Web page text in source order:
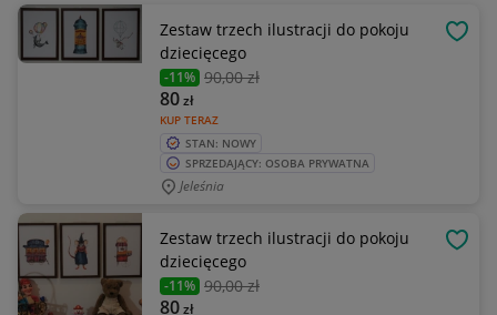
Zestaw trzech ilustracji do pokoju
dziecięcego
-11% 90,00 zł
KUP TERAZ
80zł
STAN: NOWY
SPRZEDAJĄCY: OSOBA PRYWATNA
Jeleśnia
Zestaw trzech ilustracji do pokoju
dziecięcego
-11% 90,00 zł
80zł